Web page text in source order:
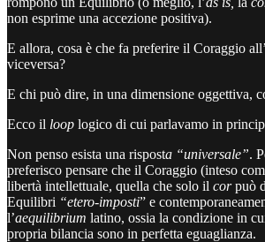
non esprime una accezione positiva).
E allora, cosa è che fa preferire il Coraggio
viceversa?
E chi può dire, in una dimensione oggettiva,
Ecco il loop logico di cui parlavamo in
Non penso esista una risposta “universale”.
preferisco pensare che il Coraggio (inteso
libertà intellettuale, quella che solo il corpuò
Equilibri “etero-imposti” e
l’aequilibrium latino, ossia la condizione in
propria bilancia sono in perfetta eguaglianza.